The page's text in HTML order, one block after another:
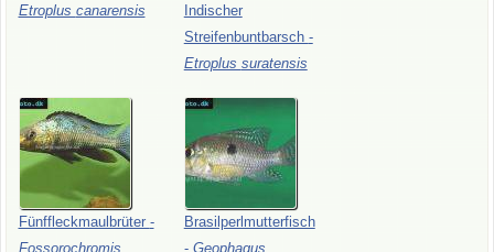
Etroplus canarensis
Indischer
Streifenbuntbarsch -
Etroplus suratensis
Fünffleckmaulbrüter -
Fossorochromis
Brasilperlmutterfisch
- Geophagus